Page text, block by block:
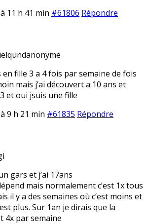
11 h 41 min #61806 Répondre
en fille 3 a 4 fois par semaine de fois
mais j’ai découvert a 10 ans et
et oui jsuis une fille
9 h 21 min #61835 Répondre
gars et j’ai 17ans
mais normalement c’est 1x tous
il y a des semaines où c’est moins et
plus. Sur 1an je dirais que la
4x par semaine